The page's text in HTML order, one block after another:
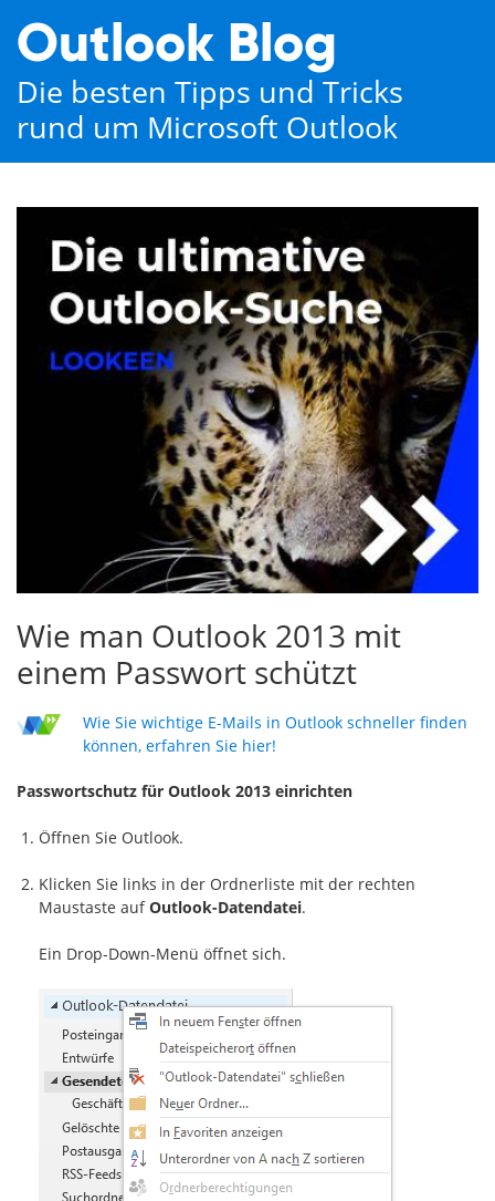
Outlook Blog
Die besten Tipps und Tricks
rund um Microsoft Outlook
Wie man Outlook 2013 mit
einem Passwort schützt
Wie Sie wichtige E-Mails in Outlook schneller finden
können, erfahren Sie hier!
Passwortschutz für Outlook 2013 einrichten
Öffnen Sie Outlook.
Klicken Sie links in der Ordnerliste mit der rechten
Maustaste aufOutlook-Datendatei.
Ein Drop-Down-Menü öffnet sich.